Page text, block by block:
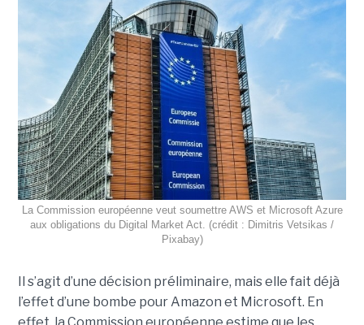
La Commission européenne veut soumettre AWS et Microsoft Azure
aux obligations du Digital Market Act. (crédit : Dimitris Vetsikas /
Pixabay)
Il s’agit d’une décision préliminaire, mais elle fait déjà
l’effet d’une bombe pour Amazon et Microsoft. En